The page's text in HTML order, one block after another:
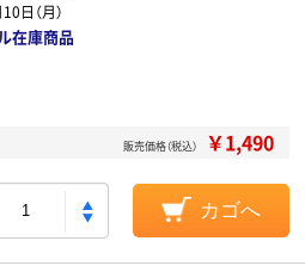
日（月）
在庫商品
販売価格（税込） ￥1,490
カゴへ